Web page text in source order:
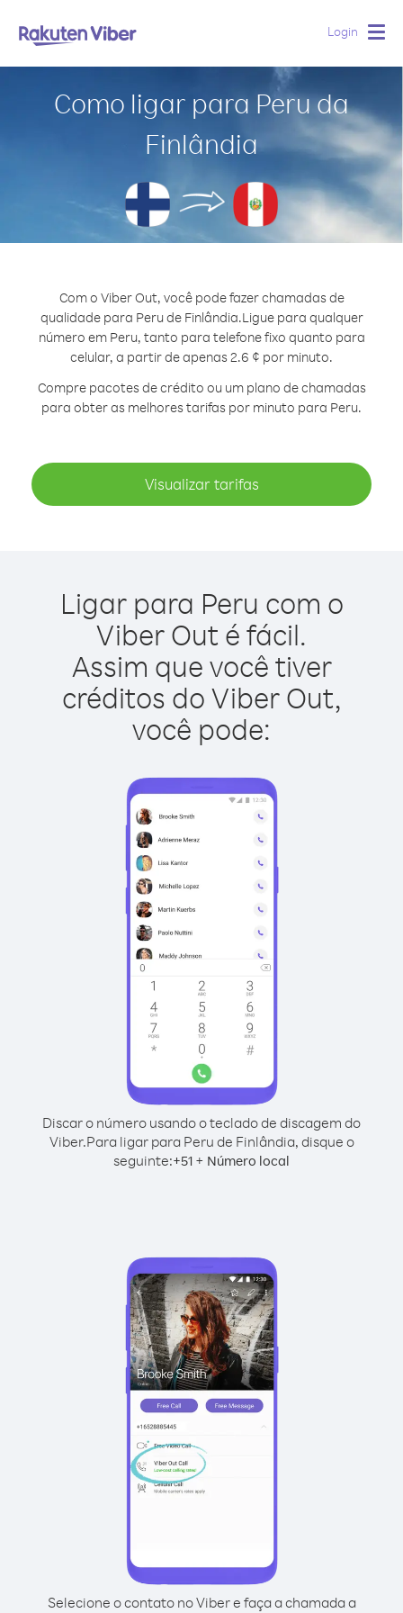
Login
Como ligar para Peru da
Finlândia
Com o Viber Out, você pode fazer chamadas de
qualidade para Peru de Finlândia.Ligue para qualquer
número em Peru, tanto para telefone fixo quanto para
celular, a partir de apenas 2.6 ¢ por minuto.
Compre pacotes de crédito ou um plano de chamadas
para obter as melhores tarifas por minuto para Peru.
Visualizar tarifas
Ligar para Peru com o
Viber Out é fácil.
Assim que você tiver
créditos do Viber Out,
você pode:
Discar o número usando o teclado de discagem do
Viber.Para ligar para Peru de Finlândia, disque o
seguinte:+51 + Número local
Selecione o contato no Viber e faça a chamada a